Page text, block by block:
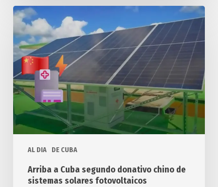
AL DIA DE CUBA
Arriba
Cuba
segundo
donativo
chino
de
sistemas
solares
fotovoltaicos
Arriba a Cuba segundo donativo chino de
sistemas solares fotovoltaicos